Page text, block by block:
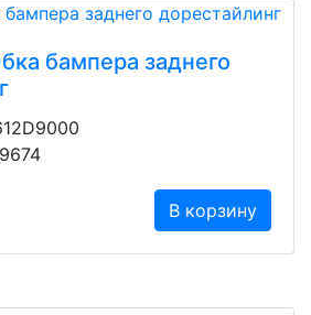
бампера заднего
В корзину